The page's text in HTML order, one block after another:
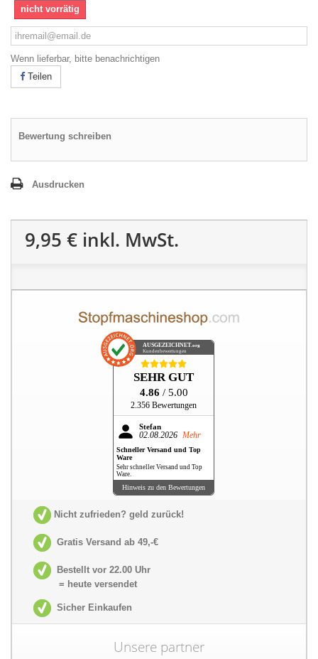
nicht vorrätig
Wenn lieferbar, bitte benachrichtigen
Teilen
Bewertung schreiben
Ausdrucken
9,95 € inkl. MwSt.
AUSGEZEICHNET .org
Kundenbewertungen
SEHR GUT
4.86 / 5.00
2.356 Bewertungen
Stefan
02.08.2026 Mehr
Schneller Versand und Top
Ware
Sehr schneller Versand und Top
Ware.
Hinweis zu den Bewertungen
Nicht zufrieden? geld zurück!
Gratis Versand ab 49,-€
Bestellt vor 22.00 Uhr
= heute versendet
Sicher Einkaufen
Unsere partner